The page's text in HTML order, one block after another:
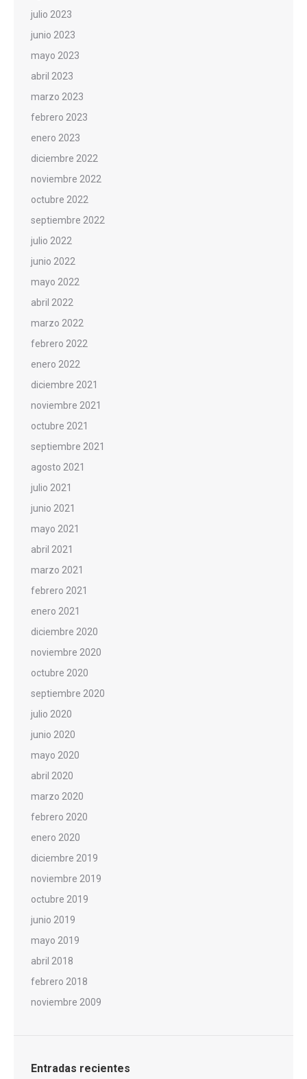
julio 2023
junio 2023
mayo 2023
abril 2023
marzo 2023
febrero 2023
enero 2023
diciembre 2022
noviembre 2022
octubre 2022
septiembre 2022
julio 2022
junio 2022
mayo 2022
abril 2022
marzo 2022
febrero 2022
enero 2022
diciembre 2021
noviembre 2021
octubre 2021
septiembre 2021
agosto 2021
julio 2021
junio 2021
mayo 2021
abril 2021
marzo 2021
febrero 2021
enero 2021
diciembre 2020
noviembre 2020
octubre 2020
septiembre 2020
julio 2020
junio 2020
mayo 2020
abril 2020
marzo 2020
febrero 2020
enero 2020
diciembre 2019
noviembre 2019
octubre 2019
junio 2019
mayo 2019
abril 2018
febrero 2018
noviembre 2009
Entradas recientes